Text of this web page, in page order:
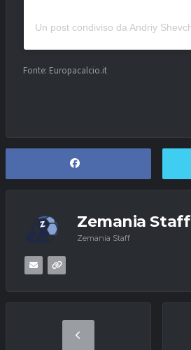
Fonte: Europacalcio.it
Zemania Staff
Zemania Staff